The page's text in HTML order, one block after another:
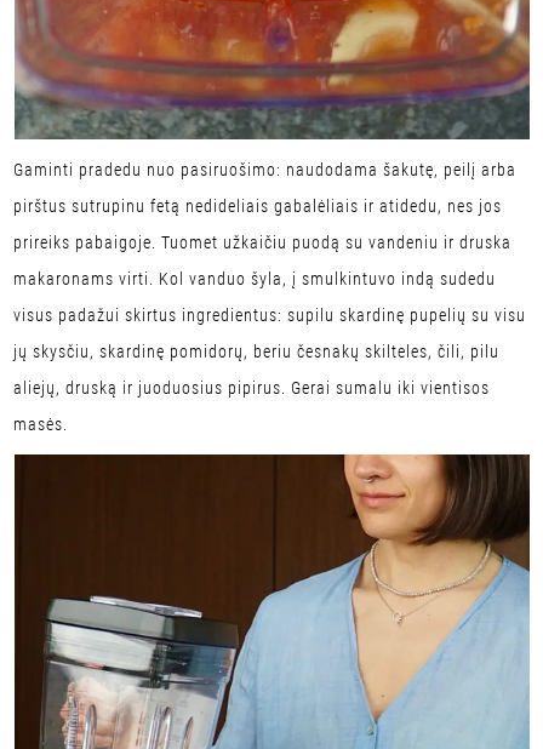
Gaminti pradedu nuo pasiruošimo: naudodama šakutę, peilį arba
pirštus sutrupinu fetą nedideliais gabalėliais ir atidedu, nes jos
prireiks pabaigoje. Tuomet užkaičiu puodą su vandeniu ir druska
makaronams virti. Kol vanduo šyla, į smulkintuvo indą sudedu
visus padažui skirtus ingredientus: supilu skardinę pupelių su visu
jų skysčiu, skardinę pomidorų, beriu česnakų skilteles, čili, pilu
aliejų, druską ir juoduosius pipirus. Gerai sumalu iki vientisos
masės.